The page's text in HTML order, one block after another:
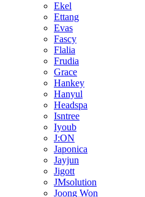
Ekel
Ettang
Evas
Fascy
Flalia
Frudia
Grace
Hankey
Hanyul
Headspa
Isntree
Iyoub
J:ON
Japonica
Jayjun
Jigott
JMsolution
Joong Won